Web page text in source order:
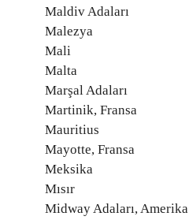
Maldiv Adaları
Malezya
Mali
Malta
Marşal Adaları
Martinik, Fransa
Mauritius
Mayotte, Fransa
Meksika
Mısır
Midway Adaları, Amerika